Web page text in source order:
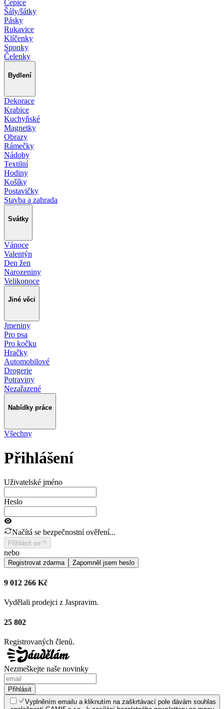
Čepice
Šály/šátky
Pásky
Rukavice
Klíčenky
Sponky
Čelenky
Bydlení
Dekorace
Krabice
Kuchyňské
Magnetky
Obrazy
Rámečky
Nádoby
Textilní
Hodiny
Košíky
Postavičky
Stavba a zahrada
Svátky
Vánoce
Valentýn
Den žen
Narozeniny
Velikonoce
Jiné věci
Jmeniny
Pro psa
Pro kočku
Hračky
Automobilové
Drogerie
Potraviny
Nezařazené
Nabídky práce
Všechny
Přihlášení
Uživatelské jméno
Heslo
Načítá se bezpečnostní ověření...
Přihlásit se
nebo
Registrovat zdarma Zapomněl jsem heslo
9 012 266 Kč
Vydělali prodejci z Jaspravim.
25 802
Registrovaných členů.
Nezmeškejte naše novinky
Přihlásit
Vyplněním emailu a kliknutím na zaškrtávací pole dávám souhlas